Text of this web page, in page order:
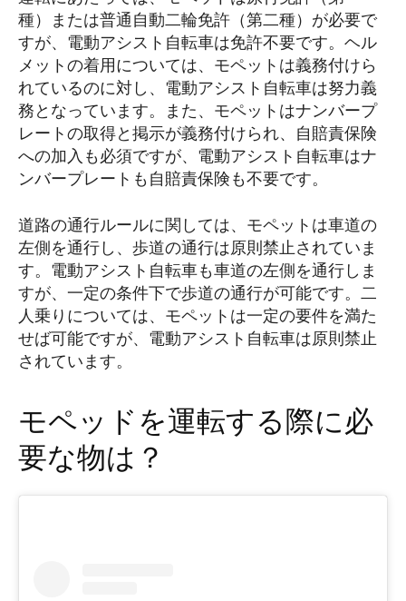
種）または普通自動二輪免許（第二種）が必要で
すが、電動アシスト自転車は免許不要です。ヘル
メットの着用については、モペットは義務付けら
れているのに対し、電動アシスト自転車は努力義
務となっています。また、モペットはナンバープ
レートの取得と掲示が義務付けられ、自賠責保険
への加入も必須ですが、電動アシスト自転車はナ
ンバープレートも自賠責保険も不要です。
道路の通行ルールに関しては、モペットは車道の
左側を通行し、歩道の通行は原則禁止されていま
す。電動アシスト自転車も車道の左側を通行しま
すが、一定の条件下で歩道の通行が可能です。二
人乗りについては、モペットは一定の要件を満た
せば可能ですが、電動アシスト自転車は原則禁止
されています。
モペッドを運転する際に必
要な物は？